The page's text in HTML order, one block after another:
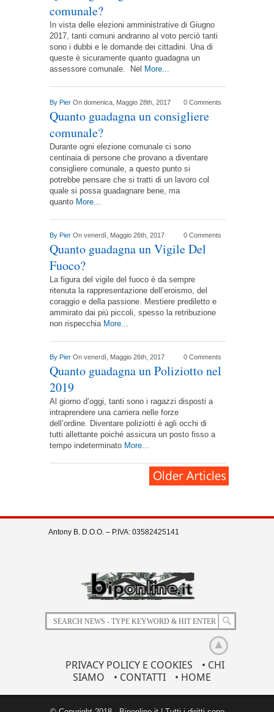
comunale?
In vista delle elezioni amministrative di Giugno
2017, tanti comuni andranno al voto perciò tanti
sono i dubbi e le domande dei cittadini. Una di
queste è sicuramente quanto guadagna un
assessore comunale. Nel More...
By Pier On domenica, Maggio 28th, 2017 0 Comments
Quanto guadagna un consigliere
comunale?
Durante ogni elezione comunale ci sono
centinaia di persone che provano a diventare
consigliere comunale, a questo punto si
potrebbe pensare che si tratti di un lavoro col
quale si possa guadagnare bene, ma
quanto More...
By Pier On venerdì, Maggio 26th, 2017 0 Comments
Quanto guadagna un Vigile Del
Fuoco?
La figura del vigile del fuoco è da sempre
ritenuta la rappresentazione dell’eroismo, del
coraggio e della passione. Mestiere prediletto e
ammirato dai più piccoli, spesso la retribuzione
non rispecchia More...
By Pier On venerdì, Maggio 26th, 2017 0 Comments
Quanto guadagna un Poliziotto nel
2019
Al giorno d’oggi, tanti sono i ragazzi disposti a
intraprendere una carriera nelle forze
dell’ordine. Diventare poliziotti è agli occhi di
tutti allettante poiché assicura un posto fisso a
tempo indeterminato More...
Antony B. D.O.O. – P.IVA: 03582425141
PRIVACY POLICY E COOKIES
• CHI
SIAMO
• CONTATTI • HOME